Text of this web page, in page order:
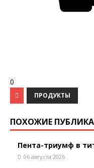
0
ПРОДУКТЫ
ПОХОЖИЕ
Пента-триумф в
06 августа 2026